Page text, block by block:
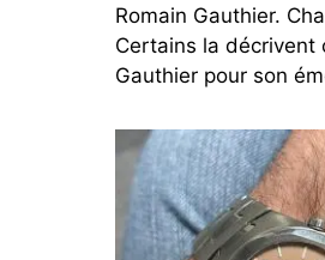
Romain Gauthier.
Certains la décrivent
Gauthier pour son